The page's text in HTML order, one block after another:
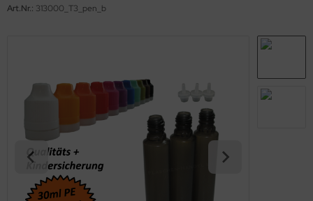
Art.Nr.: 313000_T3_pen_b